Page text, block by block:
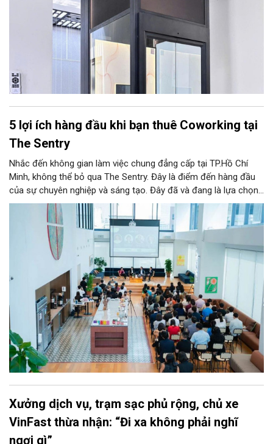
5 lợi ích hàng đầu khi bạn thuê Coworking tại
The Sentry
Nhắc đến không gian làm việc chung đẳng cấp tại TP.Hồ Chí
Minh, không thể bỏ qua The Sentry. Đây là điểm đến hàng đầu
của sự chuyên nghiệp và sáng tạo. Đây đã và đang là lựa chọn
ưu tiên của đông đảo doanh nghiệp cũng như cá nhân khi tìm
kiếm một văn phòng làm việc chuẩn mực giữa lòng thành phố
sôi động bậc nhất cả nước này.
Xưởng dịch vụ, trạm sạc phủ rộng, chủ xe
VinFast thừa nhận: “Đi xa không phải nghĩ
ngợi gì”